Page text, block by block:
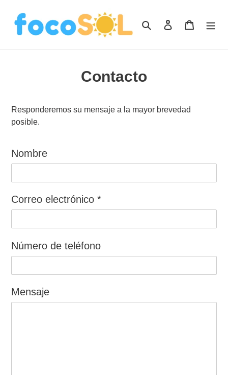
directamente
Buscar IngresarCarrito
Contacto
Responderemos su mensaje a la mayor brevedad
posible.
Nombre
Correo electrónico *
Número de teléfono
Mensaje